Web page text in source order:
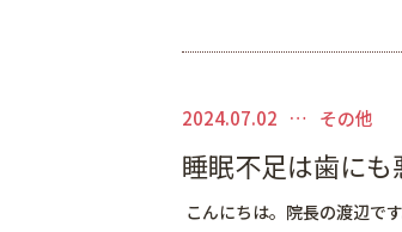
2024.07.02 その他
睡眠不足は歯に
こんにちは。院長の渡辺で